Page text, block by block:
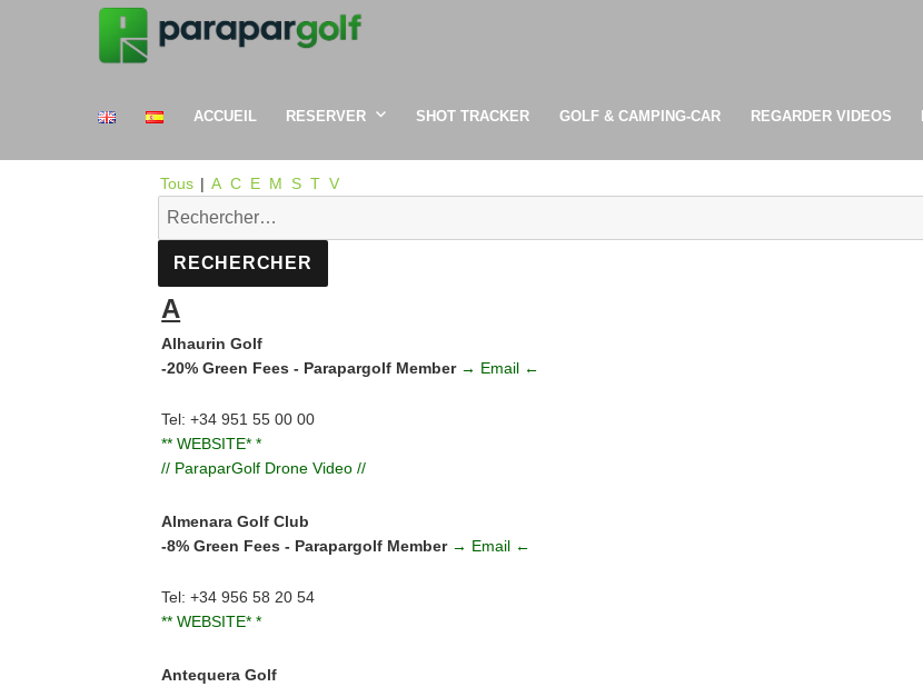
ACCUEIL RESERVER SHOT TRACKER GOLF & CAMPING-CAR REGARDER VIDEOS
Tous | A C E M S T V
A
Alhaurin Golf
-20% Green Fees - Parapargolf Member → Email ←
Tel: +34 951 55 00 00
** WEBSITE* *
// ParaparGolf Drone Video //
Almenara Golf Club
-8% Green Fees - Parapargolf Member → Email ←
Tel: +34 956 58 20 54
** WEBSITE* *
Antequera Golf